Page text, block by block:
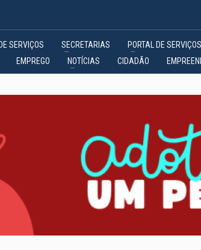
SERVIÇOS SECRETARIAS PORTAL DE SERVIÇOS
EMPREGO NOTÍCIAS CIDADÃO